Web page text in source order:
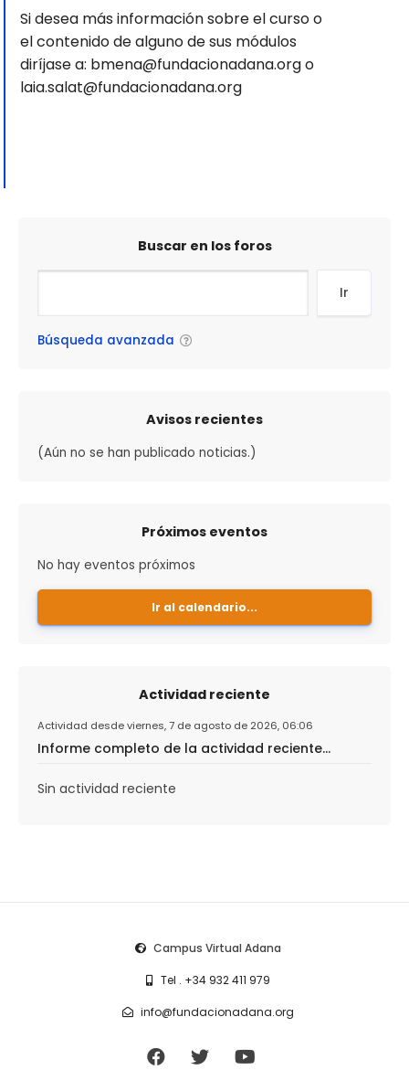
Si desea más información sobre el curso o
el contenido de alguno de sus módulos
diríjase a: bmena@fundacionadana.org o
laia.salat@fundacionadana.org
Buscar en los foros
Ir
Búsqueda avanzada
Avisos recientes
(Aún no se han publicado noticias.)
Próximos eventos
No hay eventos próximos
Ir al calendario...
Actividad reciente
Actividad desde viernes, 7 de agosto de 2026, 06:06
Informe completo de la actividad reciente...
Sin actividad reciente
Campus Virtual Adana
Tel . +34 932 411 979
info@fundacionadana.org